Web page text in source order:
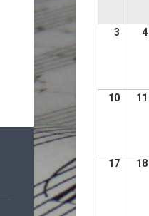
3 4
10 11
17 18